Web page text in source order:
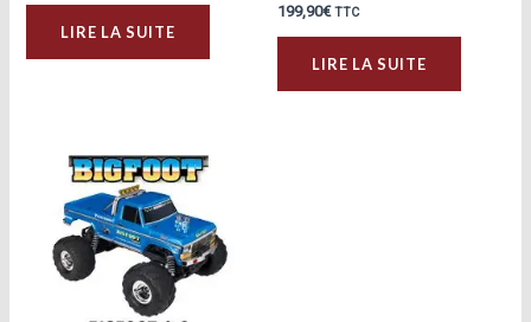
LIRE LA SUITE
199,90€ TTC
LIRE LA SUITE